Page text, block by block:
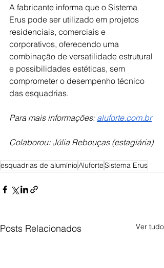
A fabricante informa que o Sistema
Erus pode ser utilizado em projetos
residenciais, comerciais e
corporativos, oferecendo uma
combinação de versatilidade estrutural
e possibilidades estéticas, sem
comprometer o desempenho técnico
das esquadrias.
Para mais informações: aluforte.com.br
Colaborou: Júlia Rebouças (estagiária)
esquadrias de alumínioAluforteSistema Erus
Posts Relacionados Ver tudo